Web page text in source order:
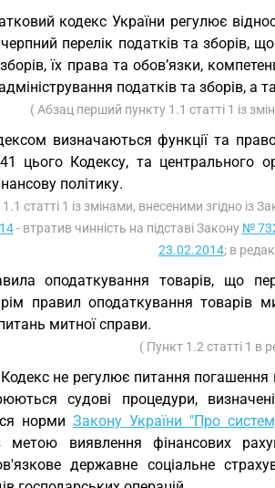
кодекс України регулює
перелік податків та зборів,
їх права та обов’язки,
податків та зборів,
( Абзац перший пункту 1.1 статті 1 із
визначаються функції та
цього Кодексу, та центрального
політику.
статті 1 із змінами, внесеними згідно із
- втратив чинність на підставі Закону №
23.02.2014; в
оподаткування товарів, що
правил оподаткування товарів
митної справи.
( Пункт 1.2 статті 1 в
не регулює питання погашення
судові процедури,
норми Закону України "Про
метою виявлення фінансових
державне соціальне